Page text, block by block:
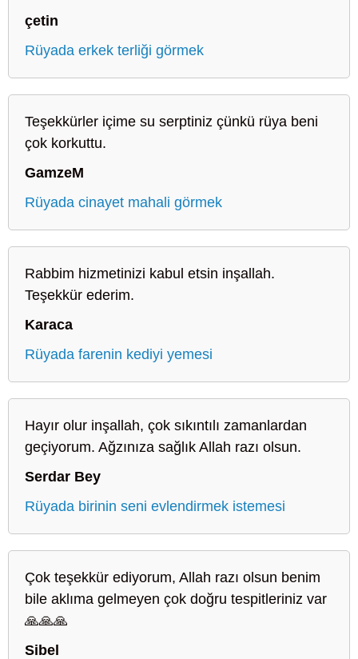
çetin
Rüyada erkek terliği görmek
Teşekkürler içime su serptiniz çünkü rüya beni
çok korkuttu.
GamzeM
Rüyada cinayet mahali görmek
Rabbim hizmetinizi kabul etsin inşallah.
Teşekkür ederim.
Karaca
Rüyada farenin kediyi yemesi
Hayır olur inşallah, çok sıkıntılı zamanlardan
geçiyorum. Ağzınıza sağlık Allah razı olsun.
Serdar Bey
Rüyada birinin seni evlendirmek istemesi
Çok teşekkür ediyorum, Allah razı olsun benim
bile aklıma gelmeyen çok doğru tespitleriniz var
🙏🙏🙏
Sibel